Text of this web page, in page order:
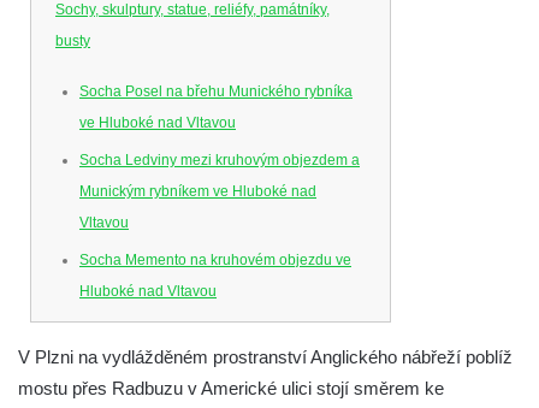
Sochy, skulptury, statue, reliéfy, památníky,
busty
Socha Posel na břehu Munického rybníka
ve Hluboké nad Vltavou
Socha Ledviny mezi kruhovým objezdem a
Munickým rybníkem ve Hluboké nad
Vltavou
Socha Memento na kruhovém objezdu ve
Hluboké nad Vltavou
Socha Smilodon v ZOO Hluboká
V Plzni na vydlážděném prostranství Anglického nábřeží poblíž
mostu přes Radbuzu v Americké ulici stojí směrem ke